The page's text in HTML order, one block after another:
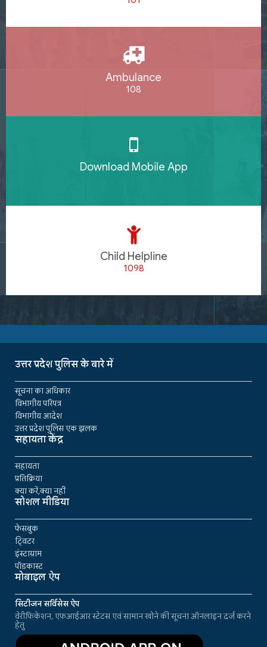
Ambulance
108
Download Mobile App
Child Helpline
1098
उत्तर प्रदेश पुलिस के बारे में
सूचना का अधिकार
विभागीय परिपत्र
विभागीय आदेश
उत्तर प्रदेश पुलिस एक झलक
सहायता केंद्र
सहायता
प्रतिक्रिया
क्या करें,क्या नहीं
सोशल मीडिया
फेसबुक
ट्विटर
इंस्टाग्राम
पॉडकास्ट
मोबाइल ऐप
सिटीजन सर्विसेस ऐप
वेरीफिकेशन, एफआईआर स्टेटस एवं सामान खोने की सूचना ऑनलाइन दर्ज करने
हेतु